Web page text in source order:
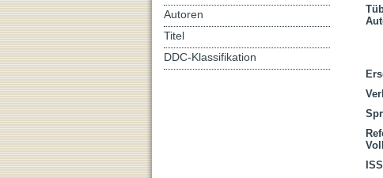
Autoren
Titel
DDC-Klassifikation